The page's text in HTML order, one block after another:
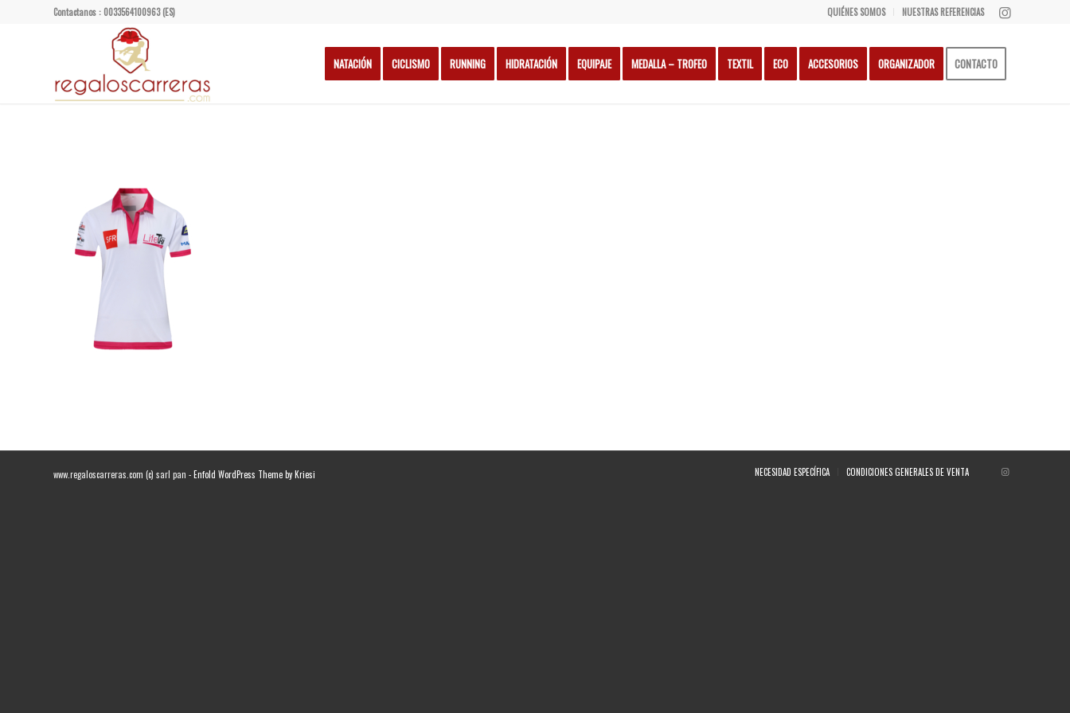
QUIÉNES SOMOS NUESTRAS REFERENCIAS
Contactanos : 0033564100963 (ES)
NATACIÓN CICLISMO RUNNING HIDRATACIÓN EQUIPAJE MEDALLA – TROFEO TEXTIL ECO ACCESORIOS ORGANIZADOR CONTACTO
www.regaloscarreras.com (c) sarl pan -Enfold WordPress Theme by Kriesi NECESIDAD ESPECÍFICA CONDICIONES GENERALES DE VENTA